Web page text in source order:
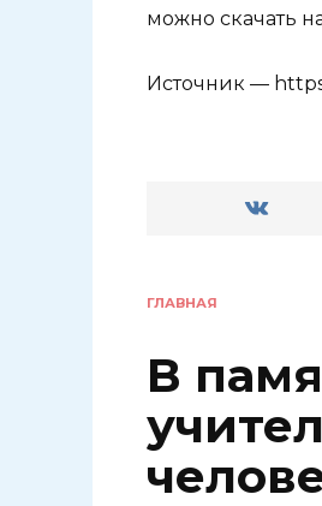
можно скачать
Источник —
ГЛАВНАЯ
В